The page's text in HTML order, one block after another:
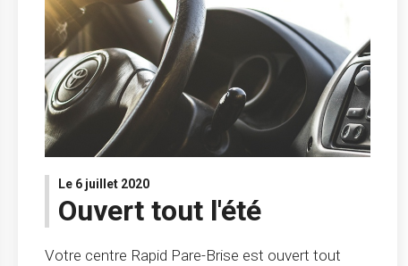
Le 6 juillet 2020
Ouvert tout l'été
Votre centre Rapid Pare-Brise est ouvert tout